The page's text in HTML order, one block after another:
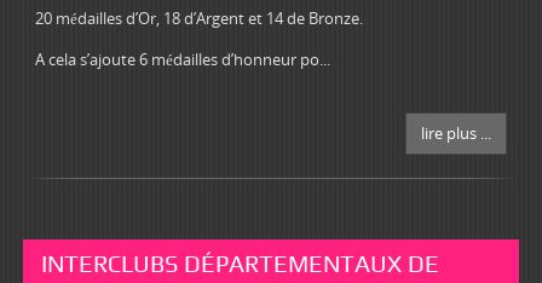
20 médailles d’Or, 18 d’Argent et 14 de Bronze.
A cela s’ajoute 6 médailles d’honneur po...
lire plus ...
INTERCLUBS DÉPARTEMENTAUX DE